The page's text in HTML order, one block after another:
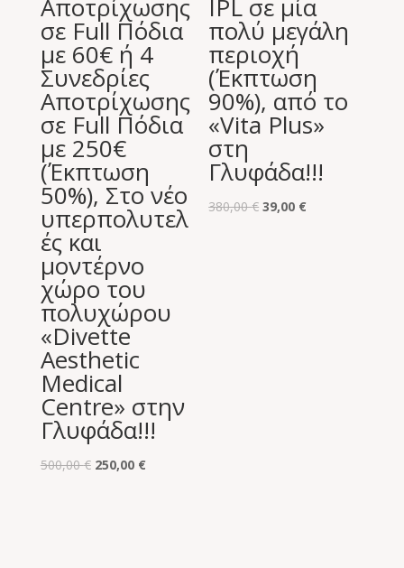
Αποτρίχωσης
σε Full Πόδια
με 60€ ή 4
Συνεδρίες
Αποτρίχωσης
σε Full Πόδια
με 250€
(Έκπτωση
50%), Στο νέο
υπερπολυτελ
ές και
μοντέρνο
χώρο του
πολυχώρου
«Divette
Aesthetic
Medical
Centre» στην
Γλυφάδα!!!
500,00€ Original
250,00 €Η
IPL σε μία
πολύ μεγάλη
περιοχή
(Έκπτωση
90%), από το
«Vita Plus»
στη
Γλυφάδα!!!
380,00€ Original
39,00 €